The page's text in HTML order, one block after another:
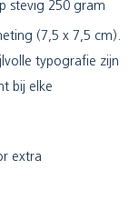
stevig 250 gram
(7,5 x 7,5 cm).
typografie zijn
bij elke
extra